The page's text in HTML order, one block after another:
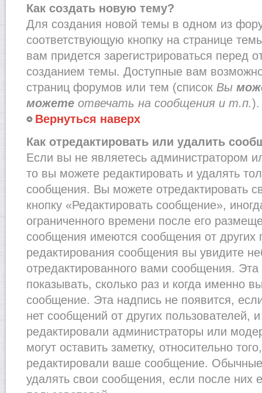
Как создать новую тему?
Для создания новой темы в одном из
соответствующую кнопку на странице
вам придется зарегистрироваться перед
созданием темы. Доступные вам
страниц форумов или тем (список Вы
можете отвечать на сообщения и т.п.).
Вернуться наверх
Как отредактировать или удалить
Если вы не являетесь администратором
то вы можете редактировать и удалять
сообщения. Вы можете отредактировать
кнопку «Редактировать сообщение»,
ограниченного времени после его
сообщения имеются сообщения от других
редактирования сообщения вы увидите
отредактированного вами сообщения. Эта
показывать, сколько раз и когда именно
сообщение. Эта надпись не появится,
нет сообщений от других пользователей,
редактировали администраторы или
могут оставить заметку, относительно
редактировали ваше сообщение. Обычные
удалять свои сообщения, если после них